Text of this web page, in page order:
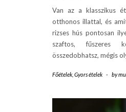
Van az a klasszikus
otthonos illattal, és
rizses hús pontosan
szaftos, fűszeres
összedobhatsz, mégis
Főételek Gyors ételek - by